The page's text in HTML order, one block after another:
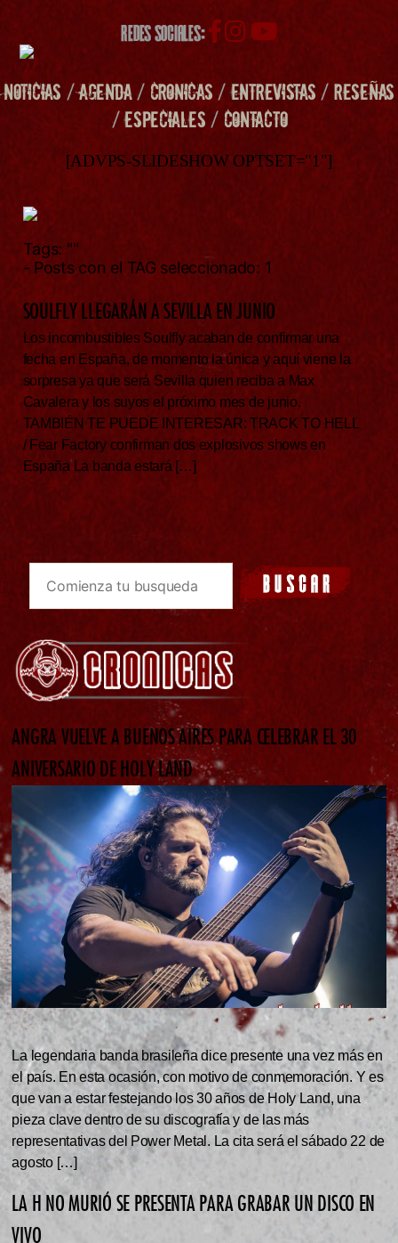
REDES SOCIALES:
NOTICIAS /AGENDA/ CRONICAS/ENTREVISTAS/RESEÑAS
/ESPECIALES/ CONTACTO
[ADVPS-SLIDESHOW OPTSET="1"]
Tags: ""
- Posts con el TAG seleccionado: 1
SOULFLY LLEGARÁN A SEVILLA EN JUNIO
Los incombustibles Soulfly acaban de confirmar una
fecha en España, de momento la única y aquí viene la
sorpresa ya que será Sevilla quien reciba a Max
Cavalera y los suyos el próximo mes de junio.
TAMBIÉN TE PUEDE INTERESAR: TRACK TO HELL
/ Fear Factory confirman dos explosivos shows en
España La banda estará […]
ANGRA VUELVE A BUENOS AIRES PARA CELEBRAR EL 30
ANIVERSARIO DE HOLY LAND
La legendaria banda brasileña dice presente una vez más en
el país. En esta ocasión, con motivo de conmemoración. Y es
que van a estar festejando los 30 años de Holy Land, una
pieza clave dentro de su discografía y de las más
representativas del Power Metal. La cita será el sábado 22 de
agosto […]
LA H NO MURIÓ SE PRESENTA PARA GRABAR UN DISCO EN
VIVO